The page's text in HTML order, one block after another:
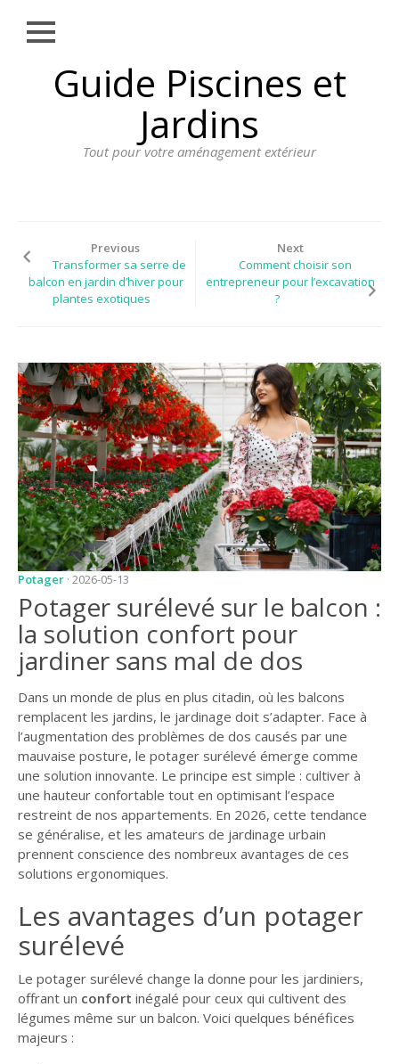
Guide Piscines et
Jardins
Tout pour votre aménagement extérieur
Close
AMÉNAGEMENT
EXTÉRIEUR
PLANTATIONS
REVÊTEMENT
DOSSIER
JARDIN
CONSEILS ET
ASTUCES
GUIDES
JARDIN
ENTRETIEN
PISCINE
ENTRETIEN
PARTENAIRES
LIGNE JARDIN
INFO PAYSAGISTE
GUIDE JARDIN ET
PAYSAGE
GUIDE JARDIN
ELAGAGE ET
COMPAGNIE
Previous
Transformer sa serre de
balcon en jardin d’hiver pour
plantes exotiques
Next
Comment choisir son
entrepreneur pour l’excavation
?
Potager · 2026-05-13
Potager surélevé sur le balcon :
la solution confort pour
jardiner sans mal de dos
Dans un monde de plus en plus citadin, où les balcons
remplacent les jardins, le jardinage doit s’adapter. Face à
l’augmentation des problèmes de dos causés par une
mauvaise posture, le potager surélevé émerge comme
une solution innovante. Le principe est simple : cultiver à
une hauteur confortable tout en optimisant l’espace
restreint de nos appartements. En 2026, cette tendance
se généralise, et les amateurs de jardinage urbain
prennent conscience des nombreux avantages de ces
solutions ergonomiques.
Les avantages d’un potager
surélevé
Le potager surélevé change la donne pour les jardiniers,
offrant un confort inégalé pour ceux qui cultivent des
légumes même sur un balcon. Voici quelques bénéfices
majeurs :